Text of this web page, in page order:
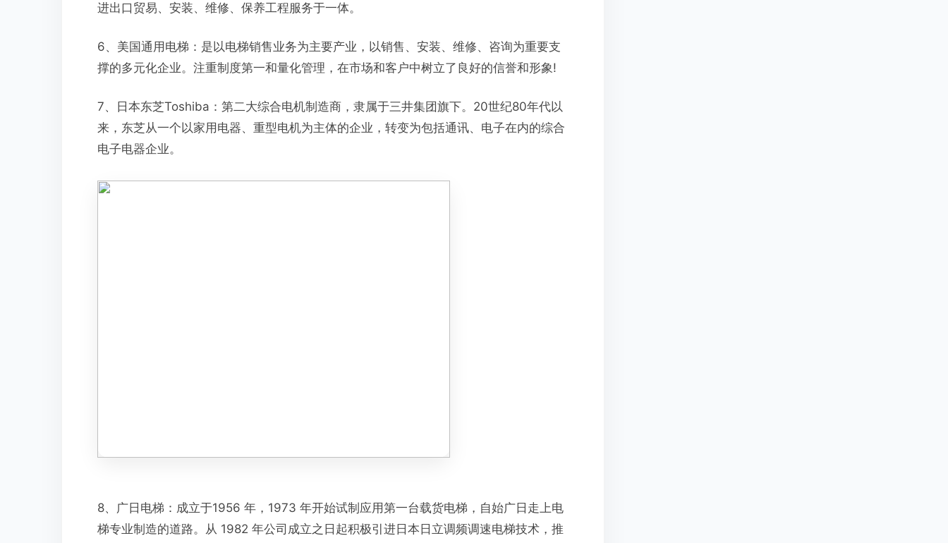
进出口贸易、安装、维修、保养工程服务于一体。
6、美国通用电梯：是以电梯销售业务为主要产业，以销售、安装、维修、咨询为重要支
撑的多元化企业。注重制度第一和量化管理，在市场和客户中树立了良好的信誉和形象!
7、日本东芝Toshiba：第二大综合电机制造商，隶属于三井集团旗下。20世纪80年代以
来，东芝从一个以家用电器、重型电机为主体的企业，转变为包括通讯、电子在内的综合
电子电器企业。
8、广日电梯：成立于1956 年，1973 年开始试制应用第一台载货电梯，自始广日走上电
梯专业制造的道路。从 1982 年公司成立之日起积极引进日本日立调频调速电梯技术，推